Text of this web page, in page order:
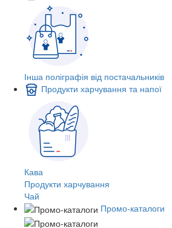
Інша поліграфія від постачальників
Продукти харчування та напої
Кава
Продукти харчування
Чай
Промо-каталоги